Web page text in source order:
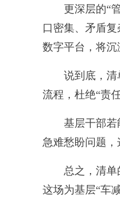
更深层的“管
口密集、矛盾
数字平台，将沉
说到底，清单
流程，杜绝“责
基层干部若能
急难愁盼问题
总之，清单的
这场为基层“车